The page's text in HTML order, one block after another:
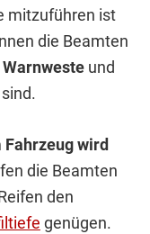
mitzuführen ist
die Beamten
Warnwesteund
wird
die Beamten
den
genügen.